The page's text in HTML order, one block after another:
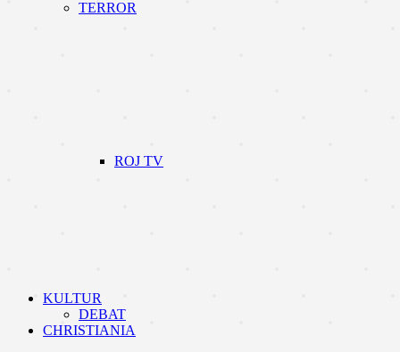
TERROR
ROJ TV
KULTUR
DEBAT
CHRISTIANIA